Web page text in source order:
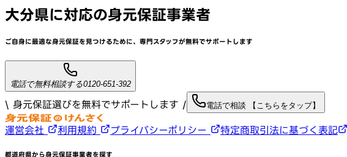
大分県に対応の身元保証事業者
ご自身に最適な身元保証を見つけるために、 専門スタッフが無料でサポートします
電話で無料相談する0120-651-392
\ 身元保証選びを無料でサポートします / 電話で相談 【こちらをタップ】
運営会社 利用規約 プライバシーポリシー 特定商取引法に基づく表記
都道府県から身元保証事業者を探す